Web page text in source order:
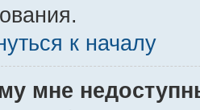
к началу
мне